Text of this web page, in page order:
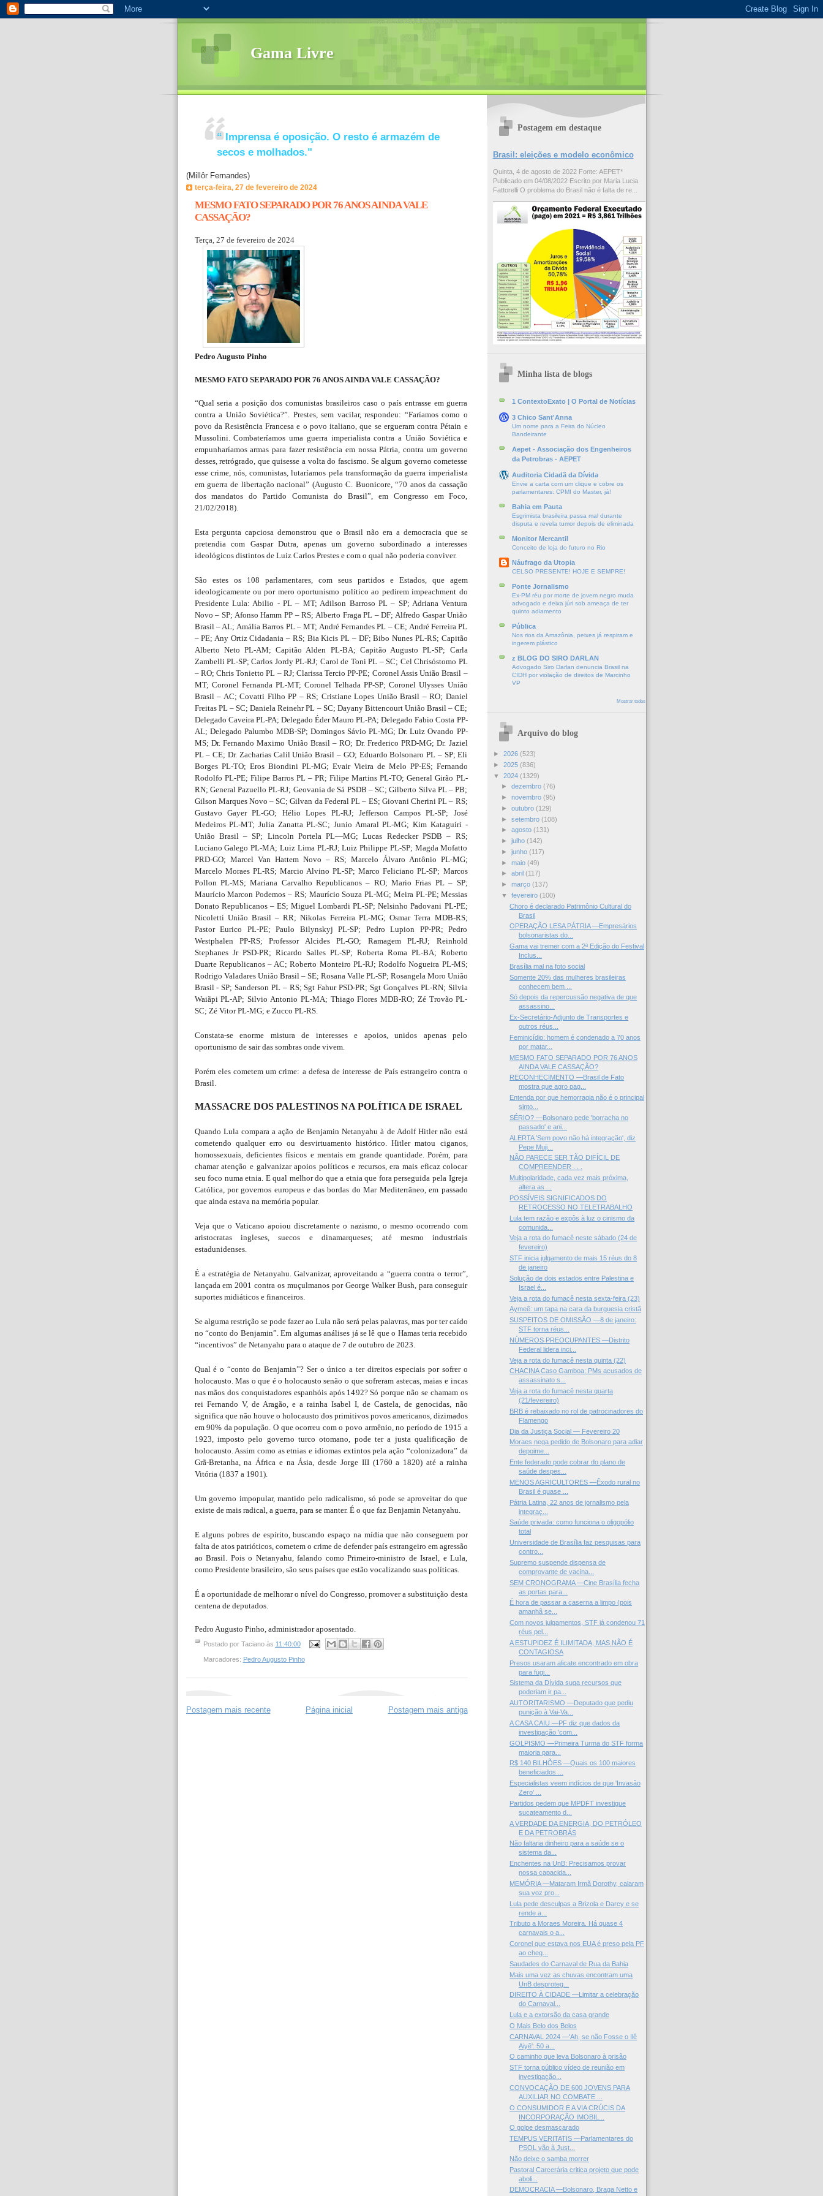
Gama Livre
“ Imprensa é oposição. O resto é armazém de
secos e molhados."
(Millôr Fernandes)
terça-feira, 27 de fevereiro de 2024
MESMO FATO SEPARADO POR 76 ANOS AINDA VALE
CASSAÇÃO?
Terça, 27 de fevereiro de 2024
Pedro Augusto Pinho
MESMO FATO SEPARADO POR 76 ANOS AINDA VALE CASSAÇÃO?
“Qual seria a posição dos comunistas brasileiros caso o país entrasse em guerra
contra a União Soviética?”. Prestes, sem vacilar, respondeu: “Faríamos como o
povo da Resistência Francesa e o povo italiano, que se ergueram contra Pétain e
Mussolini. Combateríamos uma guerra imperialista contra a União Soviética e
empunharíamos armas para fazer resistência em nossa Pátria, contra um governo
desses, retrógrado, que quisesse a volta do fascismo. Se algum governo cometesse
esse crime, nós, comunistas, lutaríamos pela transformação da guerra imperialista
em guerra de libertação nacional” (Augusto C. Buonicore, “70 anos da cassação
dos mandatos do Partido Comunista do Brasil”, em Congresso em Foco,
21/02/2018).
Esta pergunta capciosa demonstrou que o Brasil não era a democracia que se
pretendia com Gaspar Dutra, apenas um governo subordinado a interesses
ideológicos distintos de Luiz Carlos Prestes e com o qual não poderia conviver.
São estes os 108 parlamentares, com seus partidos e Estados, que agem
ideologicamente ou por mero oportunismo político ao pedirem impeachment do
Presidente Lula: Abilio - PL – MT; Adilson Barroso PL – SP; Adriana Ventura
Novo – SP; Afonso Hamm PP – RS; Alberto Fraga PL – DF; Alfredo Gaspar União
Brasil – AL; Amália Barros PL – MT; André Fernandes PL – CE; André Ferreira PL
– PE; Any Ortiz Cidadania – RS; Bia Kicis PL – DF; Bibo Nunes PL-RS; Capitão
Alberto Neto PL-AM; Capitão Alden PL-BA; Capitão Augusto PL-SP; Carla
Zambelli PL-SP; Carlos Jordy PL-RJ; Carol de Toni PL – SC; Cel Chrisóstomo PL
– RO; Chris Tonietto PL – RJ; Clarissa Tercio PP-PE; Coronel Assis União Brasil –
MT; Coronel Fernanda PL-MT; Coronel Telhada PP-SP; Coronel Ulysses União
Brasil – AC; Covatti Filho PP – RS; Cristiane Lopes União Brasil – RO; Daniel
Freitas PL – SC; Daniela Reinehr PL – SC; Dayany Bittencourt União Brasil – CE;
Delegado Caveira PL-PA; Delegado Éder Mauro PL-PA; Delegado Fabio Costa PP-
AL; Delegado Palumbo MDB-SP; Domingos Sávio PL-MG; Dr. Luiz Ovando PP-
MS; Dr. Fernando Maximo União Brasil – RO; Dr. Frederico PRD-MG; Dr. Jaziel
PL – CE; Dr. Zacharias Calil União Brasil – GO; Eduardo Bolsonaro PL – SP; Eli
Borges PL-TO; Eros Biondini PL-MG; Evair Vieira de Melo PP-ES; Fernando
Rodolfo PL-PE; Filipe Barros PL – PR; Filipe Martins PL-TO; General Girão PL-
RN; General Pazuello PL-RJ; Geovania de Sá PSDB – SC; Gilberto Silva PL – PB;
Gilson Marques Novo – SC; Gilvan da Federal PL – ES; Giovani Cherini PL – RS;
Gustavo Gayer PL-GO; Hélio Lopes PL-RJ; Jefferson Campos PL-SP; José
Medeiros PL-MT; Julia Zanatta PL-SC; Junio Amaral PL-MG; Kim Kataguiri -
União Brasil – SP; Lincoln Portela PL—MG; Lucas Redecker PSDB – RS;
Luciano Galego PL-MA; Luiz Lima PL-RJ; Luiz Philippe PL-SP; Magda Mofatto
PRD-GO; Marcel Van Hattem Novo – RS; Marcelo Álvaro Antônio PL-MG;
Marcelo Moraes PL-RS; Marcio Alvino PL-SP; Marco Feliciano PL-SP; Marcos
Pollon PL-MS; Mariana Carvalho Republicanos – RO; Mario Frias PL – SP;
Maurício Marcon Podemos – RS; Maurício Souza PL-MG; Meira PL-PE; Messias
Donato Republicanos – ES; Miguel Lombardi PL-SP; Nelsinho Padovani PL-PE;
Nicoletti União Brasil – RR; Nikolas Ferreira PL-MG; Osmar Terra MDB-RS;
Pastor Eurico PL-PE; Paulo Bilynskyj PL-SP; Pedro Lupion PP-PR; Pedro
Westphalen PP-RS; Professor Alcides PL-GO; Ramagem PL-RJ; Reinhold
Stephanes Jr PSD-PR; Ricardo Salles PL-SP; Roberta Roma PL-BA; Roberto
Duarte Republicanos – AC; Roberto Monteiro PL-RJ; Rodolfo Nogueira PL-MS;
Rodrigo Valadares União Brasil – SE; Rosana Valle PL-SP; Rosangela Moro União
Brasil - SP; Sanderson PL – RS; Sgt Fahur PSD-PR; Sgt Gonçalves PL-RN; Silvia
Waiãpi PL-AP; Silvio Antonio PL-MA; Thiago Flores MDB-RO; Zé Trovão PL-
SC; Zé Vitor PL-MG; e Zucco PL-RS.
Constata-se enorme mistura de interesses e apoios, unidos apenas pelo
oportunismo de sair das sombras onde vivem.
Porém eles cometem um crime: a defesa de interesse de País estrangeiro contra o
Brasil.
MASSACRE DOS PALESTINOS NA POLÍTICA DE ISRAEL
Quando Lula compara a ação de Benjamin Netanyahu à de Adolf Hitler não está
cometendo qualquer erro ou desvirtuamento histórico. Hitler matou ciganos,
homossexuais, deficientes físicos e mentais em grande quantidade. Porém, para
chamar atenção e galvanizar apoios políticos e recursos, era mais eficaz colocar
seu foco numa etnia. E qual melhor do que a etnia que fora perseguida pela Igreja
Católica, por governos europeus e das bordas do Mar Mediterrâneo, em passado
que ainda estava na memória popular.
Veja que o Vaticano apoiou discretamente o nazismo, o mesmo ocorrendo com
aristocratas ingleses, suecos e dinamarqueses; até mesmo industriais
estadunidenses.
É a estratégia de Netanyahu. Galvanizar, aproveitando a “guerra contra o terror”,
lançada em 2001 contra os muçulmanos por George Walker Bush, para conseguir
suportes midiáticos e financeiros.
Se alguma restrição se pode fazer ao Lula não será pelas palavras, mas por ter caído
no “conto do Benjamin”. Em algumas análises já se lê que o Hamas teria recebido
“incentivos” de Netanyahu para o ataque de 7 de outubro de 2023.
Qual é o “conto do Benjamin”? Ser o único a ter direitos especiais por sofrer o
holocausto. Mas o que é o holocausto senão o que sofreram astecas, maias e incas
nas mãos dos conquistadores espanhóis após 1492? Só porque não se chamam os
rei Fernando V, de Aragão, e a rainha Isabel I, de Castela, de genocidas, não
significa que não houve o holocausto dos primitivos povos americanos, dizimados
em 90% da população. O que ocorreu com o povo armênio, no período de 1915 a
1923, imposto pelo governo turco otomano, pode ter a justa qualificação de
holocausto. Assim como as etnias e idiomas extintos pela ação “colonizadora” da
Grã-Bretanha, na África e na Ásia, desde Jorge III (1760 a 1820) até a rainha
Vitória (1837 a 1901).
Um governo impopular, mantido pelo radicalismo, só pode se aproveitar do que
existe de mais radical, a guerra, para se manter. É o que faz Benjamin Netanyahu.
E alguns pobres de espírito, buscando espaço na mídia que não conseguem por
falta de atos patrióticos, cometem o crime de defender país estrangeiro em agressão
ao Brasil. Pois o Netanyahu, falando como Primeiro-ministro de Israel, e Lula,
como Presidente brasileiro, são seus países que estão vocalizando suas políticas.
É a oportunidade de melhorar o nível do Congresso, promover a substituição desta
centena de deputados.
Pedro Augusto Pinho, administrador aposentado.
Postado por Taciano às 11:40:00
Marcadores: Pedro Augusto Pinho
Postagem mais recente Postagem mais antiga
Página inicial
Postagem em destaque
Brasil: eleições e modelo econômico
Quinta, 4 de agosto de 2022 Fonte: AEPET*
Publicado em 04/08/2022 Escrito por Maria Lucia
Fattorelli O problema do Brasil não é falta de re...
Minha lista de blogs
1 ContextoExato | O Portal de Notícias
3 Chico Sant'Anna
Um nome para a Feira do Núcleo
Bandeirante
Aepet - Associação dos Engenheiros
da Petrobras - AEPET
Auditoria Cidadã da Dívida
Envie a carta com um clique e cobre os
parlamentares: CPMI do Master, já!
Bahia em Pauta
Esgrimista brasileira passa mal durante
disputa e revela tumor depois de eliminada
Monitor Mercantil
Conceito de loja do futuro no Rio
Náufrago da Utopia
CELSO PRESENTE! HOJE E SEMPRE!
Ponte Jornalismo
Ex-PM réu por morte de jovem negro muda
advogado e deixa júri sob ameaça de ter
quinto adiamento
Pública
Nos rios da Amazônia, peixes já respiram e
ingerem plástico
z BLOG DO SIRO DARLAN
Advogado Siro Darlan denuncia Brasil na
CIDH por violação de direitos de Marcinho
VP
Mostrar todos
Arquivo do blog
► 2026 (523)
► 2025 (836)
▼ 2024 (1329)
► dezembro (76)
► novembro (95)
► outubro (129)
► setembro (108)
► agosto (131)
► julho (142)
► junho (117)
► maio (49)
► abril (117)
► março (137)
▼ fevereiro (100)
Choro é declarado Patrimônio Cultural do
Brasil
OPERAÇÃO LESA PÁTRIA —Empresários
bolsonaristas do...
Gama vai tremer com a 2ª Edição do Festival
Inclus...
Brasília mal na foto social
Somente 20% das mulheres brasileiras
conhecem bem ...
Só depois da repercussão negativa de que
assassino...
Ex-Secretário-Adjunto de Transportes e
outros réus...
Feminicídio: homem é condenado a 70 anos
por matar...
MESMO FATO SEPARADO POR 76 ANOS
AINDA VALE CASSAÇÃO?
RECONHECIMENTO —Brasil de Fato
mostra que agro pag...
Entenda por que hemorragia não é o principal
sinto...
SÉRIO? —Bolsonaro pede 'borracha no
passado' e ani...
ALERTA 'Sem povo não há integração', diz
Pepe Muji...
NÃO PARECE SER TÃO DIFÍCIL DE
COMPREENDER . . .
Multipolaridade, cada vez mais próxima,
altera as ...
POSSÍVEIS SIGNIFICADOS DO
RETROCESSO NO TELETRABALHO
Lula tem razão e expôs à luz o cinismo da
comunida...
Veja a rota do fumacê neste sábado (24 de
fevereiro)
STF inicia julgamento de mais 15 réus do 8
de janeiro
Solução de dois estados entre Palestina e
Israel é...
Veja a rota do fumacê nesta sexta-feira (23)
Aymeê: um tapa na cara da burguesia cristã
SUSPEITOS DE OMISSÃO —8 de janeiro:
STF torna réus...
NÚMEROS PREOCUPANTES —Distrito
Federal lidera inci...
Veja a rota do fumacê nesta quinta (22)
CHACINA Caso Gamboa: PMs acusados de
assassinato s...
Veja a rota do fumacê nesta quarta
(21/fevereiro)
BRB é rebaixado no rol de patrocinadores do
Flamengo
Dia da Justiça Social — Fevereiro 20
Moraes nega pedido de Bolsonaro para adiar
depoime...
Ente federado pode cobrar do plano de
saúde despes...
MENOS AGRICULTORES —Êxodo rural no
Brasil é quase ...
Pátria Latina, 22 anos de jornalismo pela
integraç...
Saúde privada: como funciona o oligopólio
total
Universidade de Brasília faz pesquisas para
contro...
Supremo suspende dispensa de
comprovante de vacina...
SEM CRONOGRAMA —Cine Brasília fecha
as portas para...
É hora de passar a caserna a limpo (pois
amanhã se...
Com novos julgamentos, STF já condenou 71
réus pel...
A ESTUPIDEZ É ILIMITADA, MAS NÃO É
CONTAGIOSA
Presos usaram alicate encontrado em obra
para fugi...
Sistema da Dívida suga recursos que
poderiam ir pa...
AUTORITARISMO —Deputado que pediu
punição à Vai-Va...
A CASA CAIU —PF diz que dados da
investigação 'com...
GOLPISMO —Primeira Turma do STF forma
maioria para...
R$ 140 BILHÕES —Quais os 100 maiores
beneficiados ...
Especialistas veem indícios de que 'Invasão
Zero' ...
Partidos pedem que MPDFT investigue
sucateamento d...
A VERDADE DA ENERGIA, DO PETRÓLEO
E DA PETROBRÁS
Não faltaria dinheiro para a saúde se o
sistema da...
Enchentes na UnB: Precisamos provar
nossa capacida...
MEMÓRIA —Mataram Irmã Dorothy, calaram
sua voz pro...
Lula pede desculpas a Brizola e Darcy e se
rende a...
Tributo a Moraes Moreira. Há quase 4
carnavais o a...
Coronel que estava nos EUA é preso pela PF
ao cheg...
Saudades do Carnaval de Rua da Bahia
Mais uma vez as chuvas encontram uma
UnB desproteg...
DIREITO À CIDADE —Limitar a celebração
do Carnaval...
Lula e a extorsão da casa grande
O Mais Belo dos Belos
CARNAVAL 2024 —'Ah, se não Fosse o Ilê
Aiyê': 50 a...
O caminho que leva Bolsonaro à prisão
STF torna público vídeo de reunião em
investigação...
CONVOCAÇÃO DE 600 JOVENS PARA
AUXILIAR NO COMBATE ...
O CONSUMIDOR E A VIA CRÚCIS DA
INCORPORAÇÃO IMOBIL...
O golpe desmascarado
TEMPUS VERITATIS —Parlamentares do
PSOL vão à Just...
Não deixe o samba morrer
Pastoral Carcerária critica projeto que pode
aboli...
DEMOCRACIA —Bolsonaro, Braga Netto e